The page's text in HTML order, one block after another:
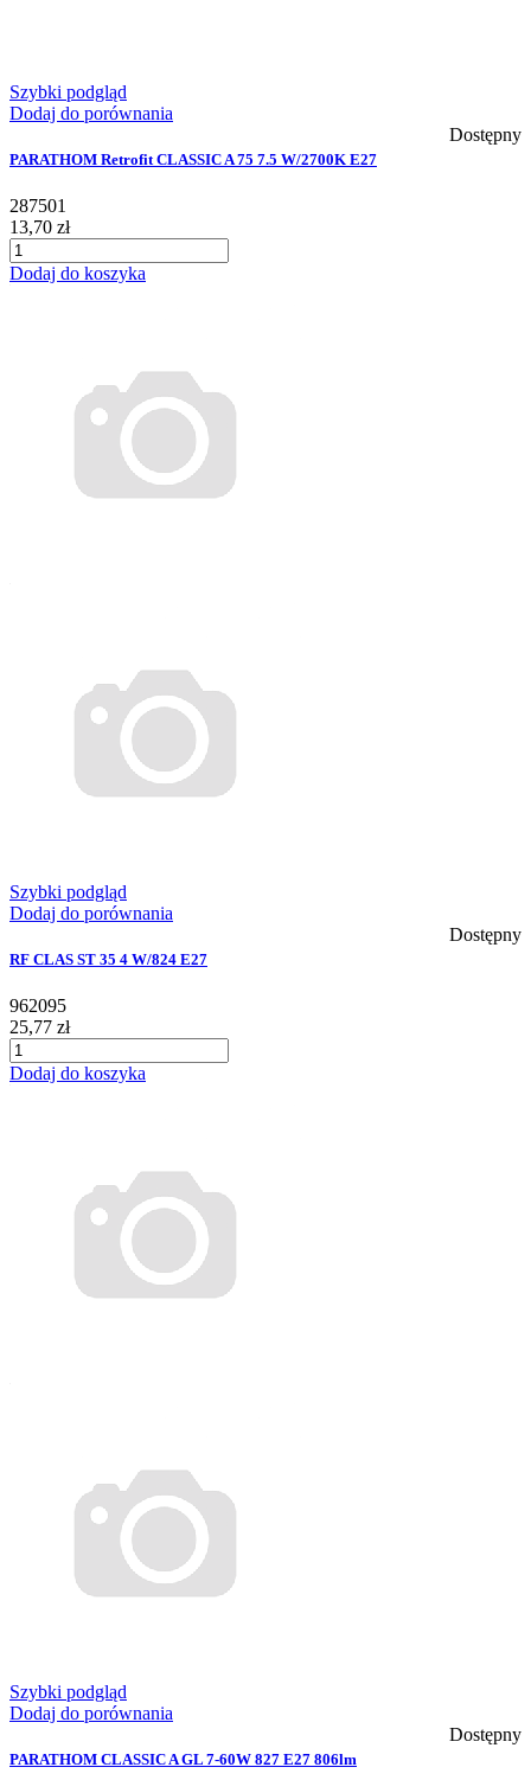
Szybki podgląd
Dodaj do porównania
Dostępny
PARATHOM Retrofit CLASSIC A 75 7.5 W/2700K E27
287501
13,70 zł
Dodaj do koszyka
Szybki podgląd
Dodaj do porównania
Dostępny
RF CLAS ST 35 4 W/824 E27
962095
25,77 zł
Dodaj do koszyka
Szybki podgląd
Dodaj do porównania
Dostępny
PARATHOM CLASSIC A GL 7-60W 827 E27 806lm